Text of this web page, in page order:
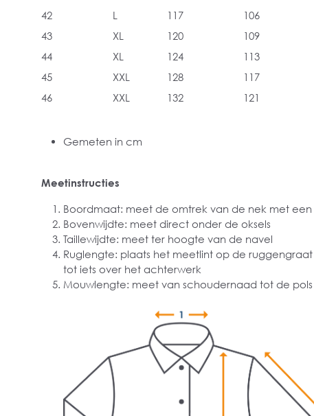
42
L 117 106
43
XL 120 109
44
XL 124 113
45
XXL 128 117
46
XXL 132 121
Gemeten in cm
Meetinstructies
Boordmaat: meet de omtrek van de nek met een
Bovenwijdte: meet direct onder de oksels
Taillewijdte: meet ter hoogte van de navel
Ruglengte: plaats het meetlint op de
tot iets over het achterwerk
Mouwlengte: meet van schoudernaad tot de pols